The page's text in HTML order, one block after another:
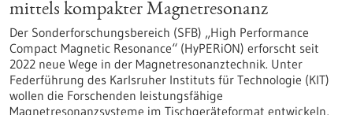
mittels kompakter Magnetresonanz
Der Sonderforschungsbereich (SFB) „High Performance
Compact Magnetic Resonance“ (HyPERiON) erforscht seit
2022 neue Wege in der Magnetresonanztechnik. Unter
Federführung des Karlsruher Instituts für Technologie (KIT)
wollen die Forschenden leistungsfähige
Magnetresonanzsysteme im Tischgeräteformat entwickeln,